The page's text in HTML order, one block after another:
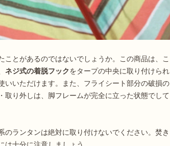
とがあるのではないでしょうか。この商品は、こ
ネジ式の着脱フック をタープの中央に取り付けられ
いいただけます。また、フライシート部分の破損の
り外しは、脚フレームが完全に立った状態でして
ランタンは絶対に取り付けないでください。焚き